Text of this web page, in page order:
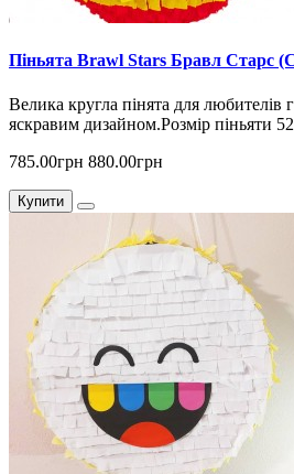
Піньята Brawl Stars Бравл Старс
Велика кругла пінята для любителів
яскравим дизайном.Розмір піньяти
785.00грн 880.00грн
Купити